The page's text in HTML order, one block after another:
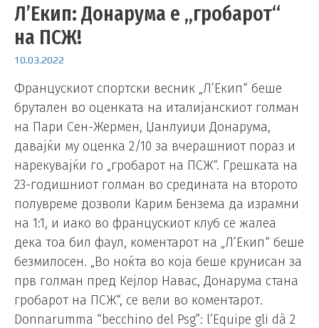
Л’Екип: Донарума е „гробарот“
на ПСЖ!
10.03.2022
Францускиот спортски весник „Л’Екип“ беше
брутален во оценката на италијанскиот голман
на Пари Сен-Жермен, Џанлуиџи Донарума,
давајќи му оценка 2/10 за вчерашниот пораз и
нарекувајќи го „гробарот на ПСЖ“. Грешката на
23-годишниот голман во средината на второто
полувреме дозволи Карим Бензема да израмни
на 1:1, и иако во францускиот клуб се жалеа
дека тоа бил фаул, коментарот на „Л’Екип“ беше
безмилосен. „Во ноќта во која беше крунисан за
прв голман пред Кејлор Навас, Донарума стана
гробарот на ПСЖ“, се вели во коментарот.
Donnarumma “becchino del Psg”: l’Equipe gli dà 2